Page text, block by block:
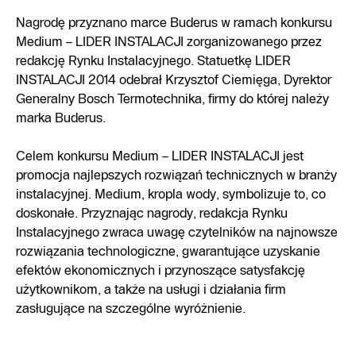
Nagrodę przyznano marce Buderus w ramach konkursu
Medium – LIDER INSTALACJI zorganizowanego przez
redakcję Rynku Instalacyjnego. Statuetkę LIDER
INSTALACJI 2014 odebrał Krzysztof Ciemięga, Dyrektor
Generalny Bosch Termotechnika, firmy do której należy
marka Buderus.
Celem konkursu Medium – LIDER INSTALACJI jest
promocja najlepszych rozwiązań technicznych w branży
instalacyjnej. Medium, kropla wody, symbolizuje to, co
doskonałe. Przyznając nagrody, redakcja Rynku
Instalacyjnego zwraca uwagę czytelników na najnowsze
rozwiązania technologiczne, gwarantujące uzyskanie
efektów ekonomicznych i przynoszące satysfakcję
użytkownikom, a także na usługi i działania firm
zasługujące na szczególne wyróżnienie.